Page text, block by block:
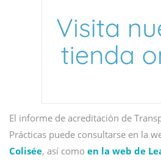
El informe de acreditación de
Prácticas puede consultarse en la
Colisée, así como en la web de